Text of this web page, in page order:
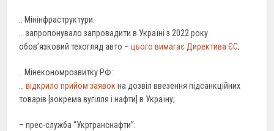
.. Мінінфраструктури:
… запропонувало запровадити в Україні з 2022 року
обов’язковий техогляд авто –цього вимагає Директива ЄС;
.. Мінекономрозвитку РФ:
…відкрило прийом заявок на дозвіл ввезення підсанкційних
товарів [зокрема вугілля і нафти] в Україну;
– прес-служба “Укртранснафти”: